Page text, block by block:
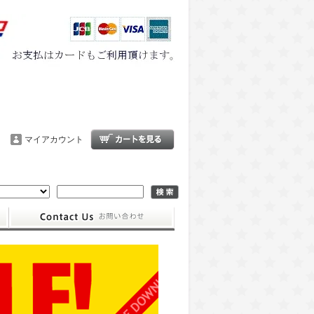
マイアカウント